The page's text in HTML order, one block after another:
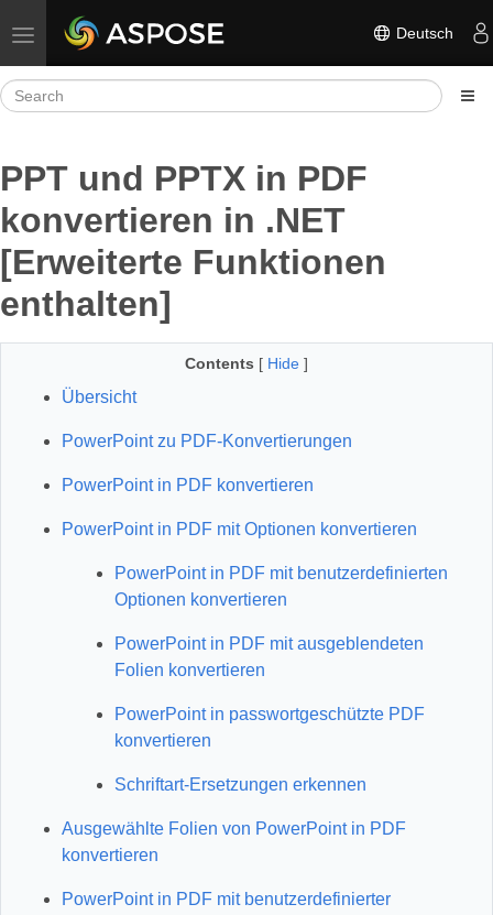
Toggle navigation Deutsch
PPT und PPTX in PDF
konvertieren in .NET
[Erweiterte Funktionen
enthalten]
Contents [ Hide ]
Übersicht
PowerPoint zu PDF-Konvertierungen
PowerPoint in PDF konvertieren
PowerPoint in PDF mit Optionen konvertieren
PowerPoint in PDF mit benutzerdefinierten
Optionen konvertieren
PowerPoint in PDF mit ausgeblendeten
Folien konvertieren
PowerPoint in passwortgeschützte PDF
konvertieren
Schriftart‑Ersetzungen erkennen
Ausgewählte Folien von PowerPoint in PDF
konvertieren
PowerPoint in PDF mit benutzerdefinierter